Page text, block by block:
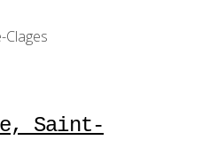
Clages
Saint-